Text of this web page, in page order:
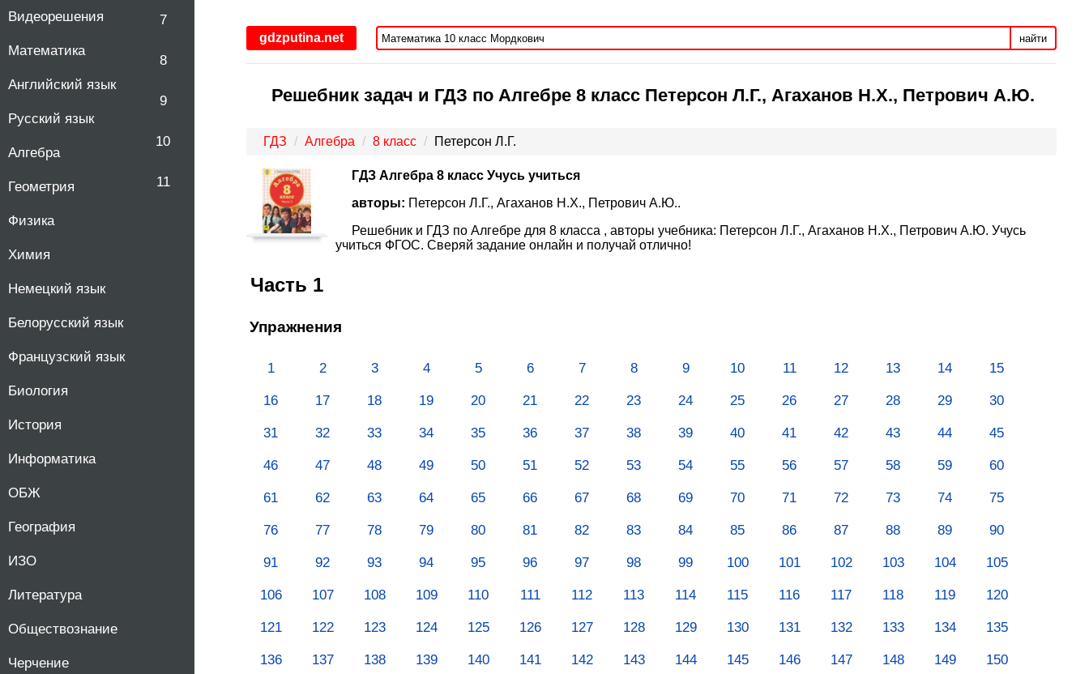
Видеорешения
Математика
Английский язык
Русский язык
Алгебра
Геометрия
Физика
Химия
Немецкий язык
Белорусский язык
Французский язык
Биология
История
Информатика
ОБЖ
География
ИЗО
Литература
Обществознание
Черчение
7
8
9
10
11
gdzputina.net найти
Решебник задач и ГДЗ по Алгебре 8 класс Петерсон Л.Г., Агаханов Н.Х., Петрович А.Ю.
ГДЗ Алгебра 8 класс Петерсон Л.Г.
ГДЗ Алгебра 8 класс Учусь учиться
авторы: Петерсон Л.Г., Агаханов Н.Х., Петрович А.Ю..
Решебник и ГДЗ по Алгебре для 8 класса , авторы учебника: Петерсон Л.Г., Агаханов Н.Х., Петрович А.Ю. Учусь
учиться ФГОС. Сверяй задание онлайн и получай отлично!
Часть 1
Упражнения
1 2 3 4 5 6 7 8 9 10 11 12 13 14 15
16 17 18 19 20 21 22 23 24 25 26 27 28 29 30
31 32 33 34 35 36 37 38 39 40 41 42 43 44 45
46 47 48 49 50 51 52 53 54 55 56 57 58 59 60
61 62 63 64 65 66 67 68 69 70 71 72 73 74 75
76 77 78 79 80 81 82 83 84 85 86 87 88 89 90
91 92 93 94 95 96 97 98 99 100 101 102 103 104 105
106 107 108 109 110 111 112 113 114 115 116 117 118 119 120
121 122 123 124 125 126 127 128 129 130 131 132 133 134 135
136 137 138 139 140 141 142 143 144 145 146 147 148 149 150